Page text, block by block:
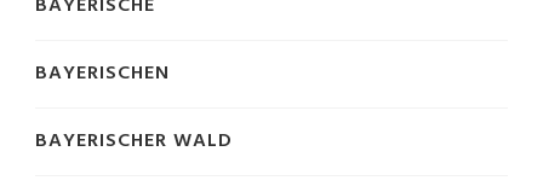
BAYERISCHEN
BAYERISCHER WALD